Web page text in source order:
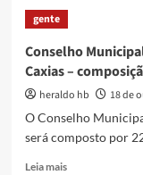
atrações
mais
uma
edição
7
Dias
gente
Conselho
Caxias –
heraldo hb 18 de
O Conselho
será composto por
Leia maisRead